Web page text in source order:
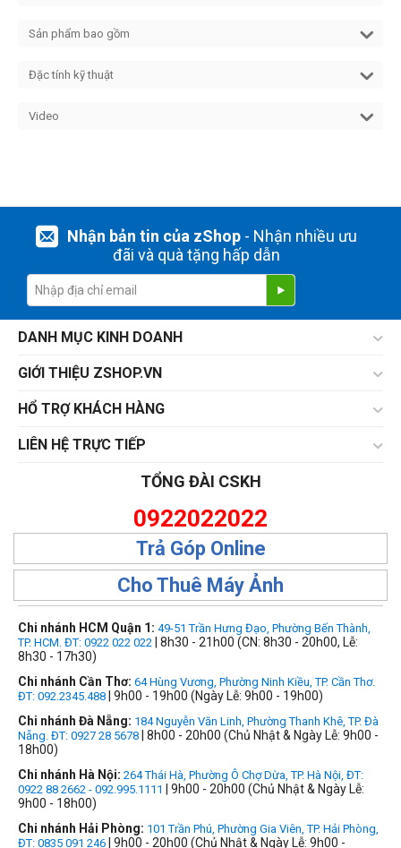
Sản phẩm bao gồm
Đặc tính kỹ thuật
Video
Nhận bản tin của zShop- Nhận nhiều ưu
đãi và quà tặng hấp dẫn
DANH MỤC KINH DOANH
GIỚI THIỆU ZSHOP.VN
HỔ TRỢ KHÁCH HÀNG
LIÊN HỆ TRỰC TIẾP
TỔNG ĐÀI CSKH
0922022022
Trả Góp Online
Cho Thuê Máy Ảnh
Chi nhánh HCM Quận 1: 49-51 Trần Hưng Đạo, Phường Bến Thành,
TP. HCM. ĐT: 0922 022 022 | 8h30 - 21h00 (CN: 8h30 - 20h00, Lễ:
8h30 - 17h30)
Chi nhánh Cần Thơ: 64 Hùng Vương, Phường Ninh Kiều, TP. Cần Thơ.
ĐT: 092.2345.488 | 9h00 - 19h00 (Ngày Lễ: 9h00 - 19h00)
Chi nhánh Đà Nẵng: 184 Nguyễn Văn Linh, Phường Thanh Khê, TP. Đà
Nẵng. ĐT: 0927 28 5678 | 8h00 - 20h00 (Chủ Nhật & Ngày Lễ: 9h00 -
18h00)
Chi nhánh Hà Nội: 264 Thái Hà, Phường Ô Chợ Dừa, TP. Hà Nội, ĐT:
0922 88 2662 - 092.995.1111
| 9h00 - 20h00 (Chủ Nhật & Ngày Lễ:
9h00 - 18h00)
Chi nhánh Hải Phòng: 101 Trần Phú, Phường Gia Viên, TP. Hải Phòng,
ĐT: 0835 091 246 | 9h00 - 20h00 (Chủ Nhật & Ngày Lễ: 9h00 -